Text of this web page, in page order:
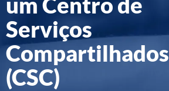
Serviços
Compartilhados
(CSC)